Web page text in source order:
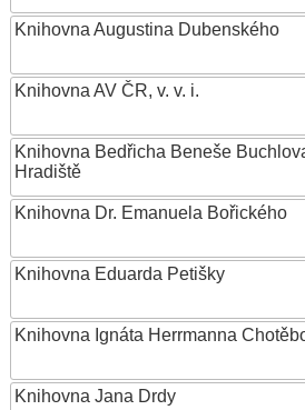
Knihovna Augustina Dubenského
Knihovna AV ČR, v. v. i.
Knihovna Bedřicha Beneše
Hradiště
Knihovna Dr. Emanuela Bořického
Knihovna Eduarda Petišky
Knihovna Ignáta Herrmanna
Knihovna Jana Drdy